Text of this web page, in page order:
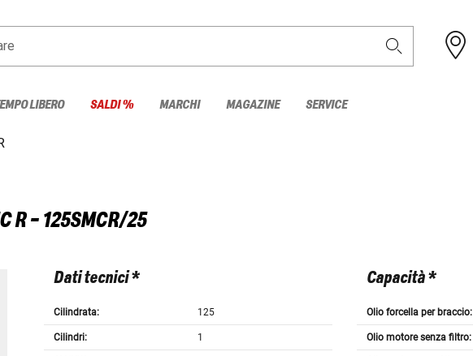
LIBERO SALDI % MARCHI MAGAZINE SERVICE
R - 125SMCR/25
Dati tecnici *
Cilindrata: 125
Cilindri: 1
Capacità *
Olio forcella per braccio:
Olio motore senza filtro: